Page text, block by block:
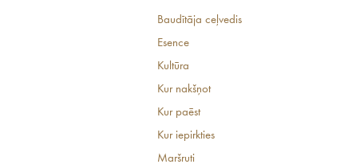
Baudītāja ceļvedis
Esence
Kultūra
Kur nakšņot
Kur paēst
Kur iepirkties
Maršruti